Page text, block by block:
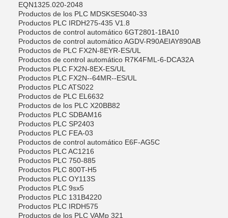
EQN1325.020-2048
Productos de los PLC MDSKSES040-33
Productos PLC IRDH275-435 V1.8
Productos de control automático 6GT2801-1BA10
Productos de control automático AGDV-R90AEIAY890AB
Productos de PLC FX2N-8EYR-ES/UL
Productos de control automático R7K4FML-6-DCA32A
Productos PLC FX2N-8EX-ES/UL
Productos PLC FX2N--64MR--ES/UL
Productos PLC ATS022
Productos de PLC EL6632
Productos de los PLC X20BB82
Productos PLC SDBAM16
Productos PLC SP2403
Productos PLC FEA-03
Productos de control automático E6F-AG5C
Productos PLC AC1216
Productos PLC 750-885
Productos PLC 800T-H5
Productos PLC OY113S
Productos PLC 9sx5
Productos PLC 131B4220
Productos PLC IRDH575
Productos de los PLC VAMp 321